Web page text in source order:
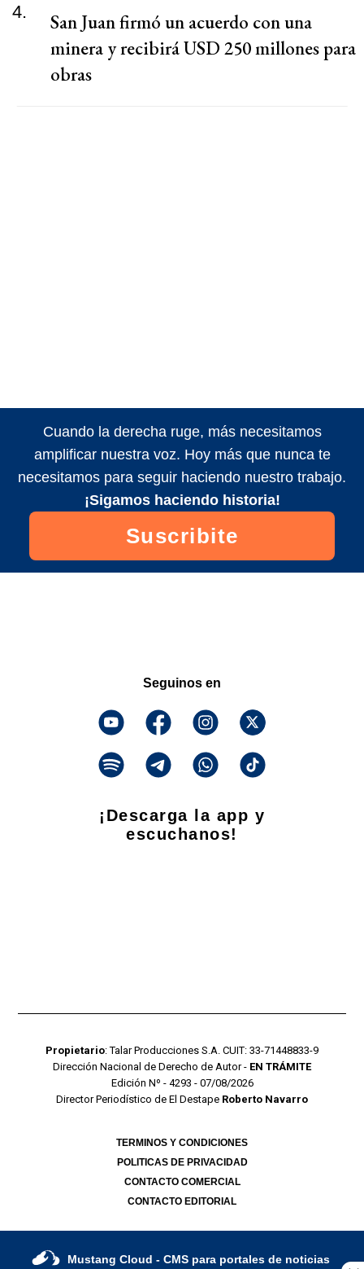
4.
San Juan firmó un acuerdo con una
minera y recibirá USD 250 millones para
obras
Cuando la derecha ruge, más necesitamos
amplificar nuestra voz. Hoy más que nunca te
necesitamos para seguir haciendo nuestro trabajo.
¡Sigamos haciendo historia!
Suscribite
Seguinos en
¡Descarga la app y
escuchanos!
Propietario: Talar Producciones S.A. CUIT: 33-71448833-9
Dirección Nacional de Derecho de Autor - EN TRÁMITE
Edición Nº - 4293 - 07/08/2026
Director Periodístico de El Destape Roberto Navarro
TERMINOS Y CONDICIONES
POLITICAS DE PRIVACIDAD
CONTACTO COMERCIAL
CONTACTO EDITORIAL
Mustang Cloud - CMS para portales de noticias